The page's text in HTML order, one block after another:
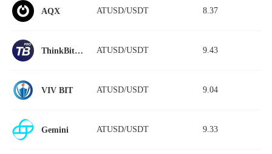
AQX ATUSD/USDT 8.37
ThinkBit Pro ATUSD/USDT 9.43
VIV BIT ATUSD/USDT 9.04
Gemini ATUSD/USDT 9.33